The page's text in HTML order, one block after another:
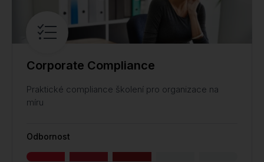
Corporate Compliance
Praktické compliance školení pro organizace na
míru
Odbornost